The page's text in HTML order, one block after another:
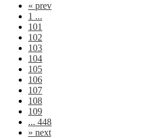
« prev
1 ...
101
102
103
104
105
106
107
108
109
... 448
» next